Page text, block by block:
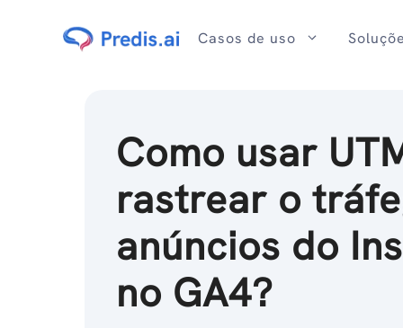
Casos de uso
Como usar
rastrear o
anúncios do
no GA4?